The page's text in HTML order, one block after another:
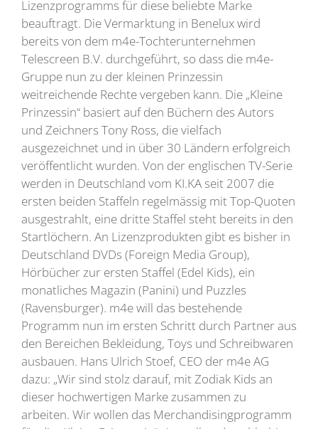
Lizenzprogramms für diese beliebte Marke
beauftragt. Die Vermarktung in Benelux wird
bereits von dem m4e-Tochterunternehmen
Telescreen B.V. durchgeführt, so dass die m4e-
Gruppe nun zu der kleinen Prinzessin
weitreichende Rechte vergeben kann. Die „Kleine
Prinzessin“ basiert auf den Büchern des Autors
und Zeichners Tony Ross, die vielfach
ausgezeichnet und in über 30 Ländern erfolgreich
veröffentlicht wurden. Von der englischen TV-Serie
werden in Deutschland vom KI.KA seit 2007 die
ersten beiden Staffeln regelmässig mit Top-Quoten
ausgestrahlt, eine dritte Staffel steht bereits in den
Startlöchern. An Lizenzprodukten gibt es bisher in
Deutschland DVDs (Foreign Media Group),
Hörbücher zur ersten Staffel (Edel Kids), ein
monatliches Magazin (Panini) und Puzzles
(Ravensburger). m4e will das bestehende
Programm nun im ersten Schritt durch Partner aus
den Bereichen Bekleidung, Toys und Schreibwaren
ausbauen. Hans Ulrich Stoef, CEO der m4e AG
dazu: „Wir sind stolz darauf, mit Zodiak Kids an
dieser hochwertigen Marke zusammen zu
arbeiten. Wir wollen das Merchandisingprogramm